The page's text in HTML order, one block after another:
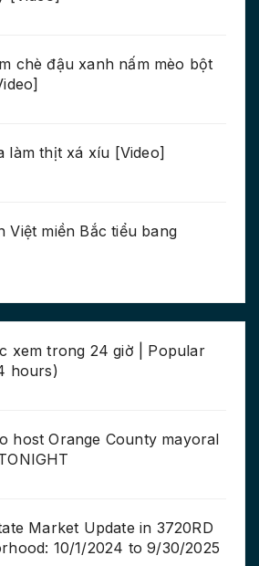
chè đậu xanh nấm mèo bột
làm thịt xá xíu [Video]
Việt miền Bắc tiểu bang
xem trong 24 giờ | Popular
hours)
host Orange County mayoral
Market Update in 3720RD
10/1/2024 to 9/30/2025